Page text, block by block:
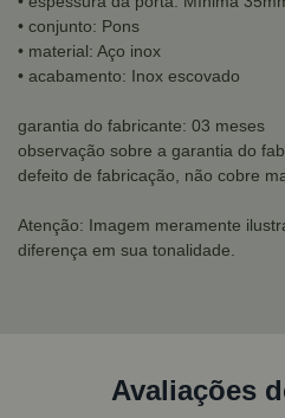
• conjunto: Pons
• material: Aço inox
• acabamento: Inox escovado
garantia do fabricante: 03 meses
observação sobre a garantia do
defeito de fabricação, não cobre
Atenção: Imagem meramente
diferença em sua tonalidade.
Avaliações